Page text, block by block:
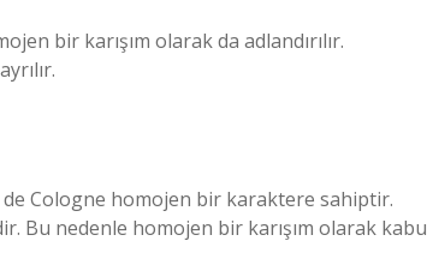
bir karışım olarak da adlandırılır.
de Cologne homojen bir karaktere sahiptir.
Bu nedenle homojen bir karışım olarak